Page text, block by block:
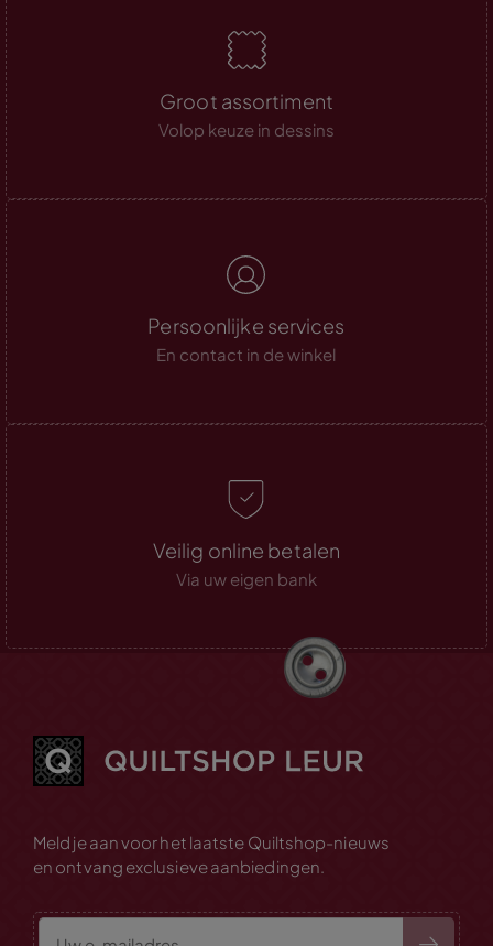
Groot assortiment
Volop keuze in dessins
Persoonlijke services
En contact in de winkel
Veilig online betalen
Via uw eigen bank
Meld je aan voor het laatste Quiltshop-nieuws
en ontvang exclusieve aanbiedingen.